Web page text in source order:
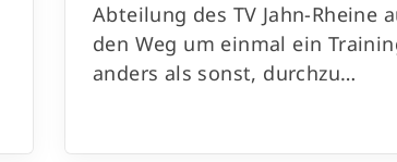
Abteilung des TV Jahn-Rheine
den Weg um einmal ein
anders als sonst, durchzu…